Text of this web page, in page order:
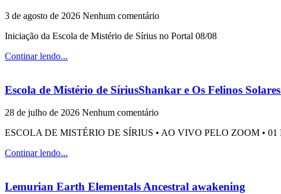
3 de agosto de 2026 Nenhum comentário
Iniciação da Escola de Mistério de Sírius no Portal 08/08
Continar lendo...
Escola de Mistério de SíriusShankar e Os Felinos Solares
28 de julho de 2026 Nenhum comentário
ESCOLA DE MISTÉRIO DE SÍRIUS • AO VIVO PELO ZOOM •
Continar lendo...
Lemurian Earth Elementals Ancestral awakening